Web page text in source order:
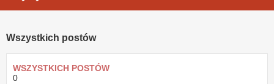
Wszystkich postów
WSZYSTKICH POSTÓW
0